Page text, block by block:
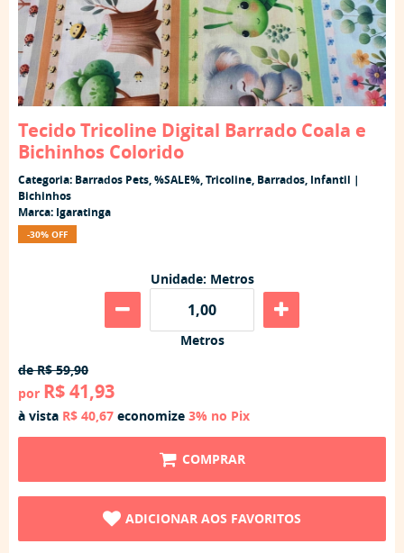
Tecido Tricoline Digital Barrado Coala e
Bichinhos Colorido
Categoria: Barrados Pets,%SALE%,Tricoline, Barrados, Infantil |
Bichinhos
Marca: Igaratinga
-30% OFF
Unidade: Metros
Metros
de R$ 59,90
por R$ 41,93
à vista R$ 40,67 economize 3% no Pix
COMPRAR
ADICIONAR AOS FAVORITOS